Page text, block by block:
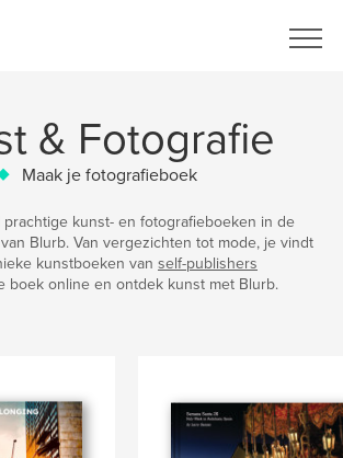
& Fotografie
Maak je fotografieboek
kunst- en fotografieboeken in de
Blurb. Van vergezichten tot mode, je vindt
kunstboeken van self-publishers
boek online en ontdek kunst met Blurb.